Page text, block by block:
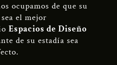
ocupamos de que su
el mejor
Espacios de Diseño
de su estadía sea